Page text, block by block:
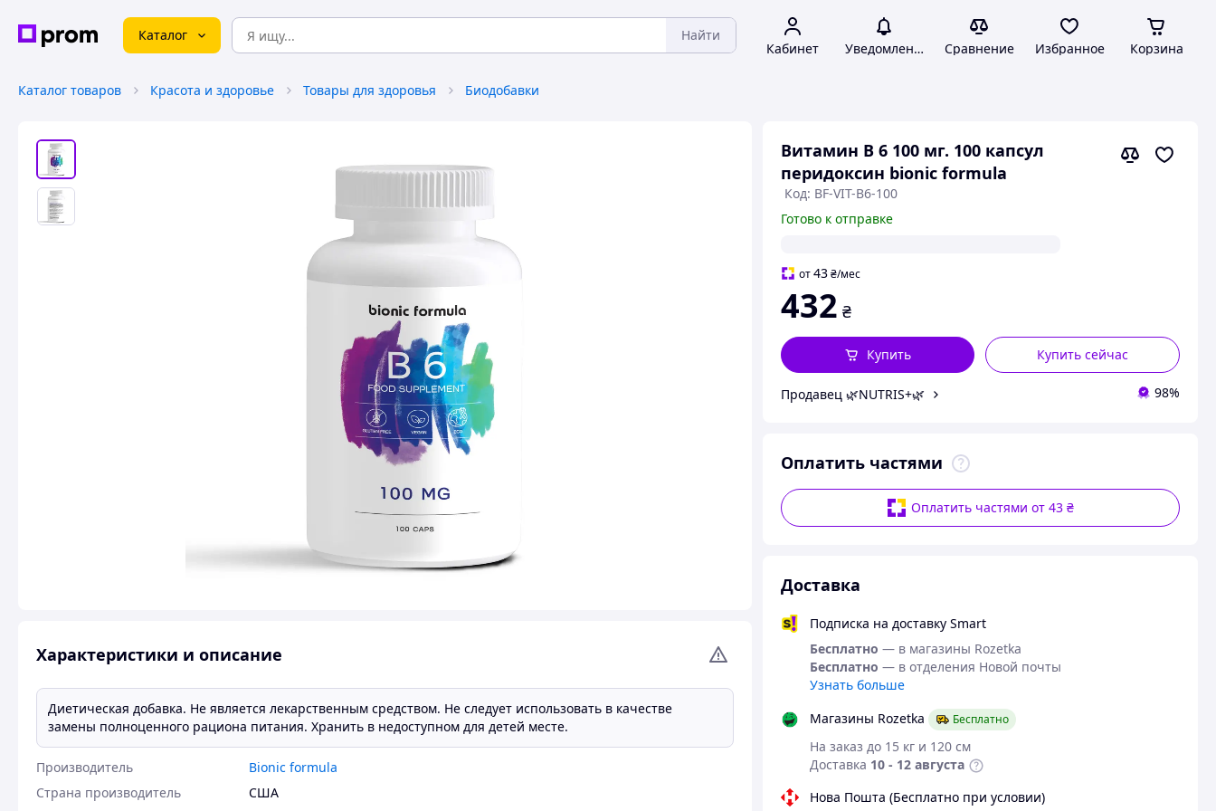
Каталог Найти
Кабинет Уведомления Сравнение Избранное Корзина
Каталог товаров Красота и здоровье Товары для здоровья Биодобавки
Витамин В 6 100 мг. 100 капсул
перидоксин bionic formula
Код: BF-VIT-B6-100
Готово к отправке
от43 ₴/мес
432 ₴
Купить сейчас
Купить
Продавец 🌿NUTRIS+🌿 98%
Оплатить частями
Оплатить частями от 43 ₴
Доставка
Подписка на доставку Smart
Бесплатно — в магазины Rozetka
Бесплатно — в отделения Новой почты
Узнать больше
Магазины Rozetka
Бесплатно
На заказ до 15 кг и 120 см
Доставка 10 - 12 августа
Нова Пошта (Бесплатно при условии)
Характеристики и описание
Диетическая добавка. Не является лекарственным средством. Не следует использовать в качестве
замены полноценного рациона питания. Хранить в недоступном для детей месте.
Производитель
Bionic formula
Страна производитель
США